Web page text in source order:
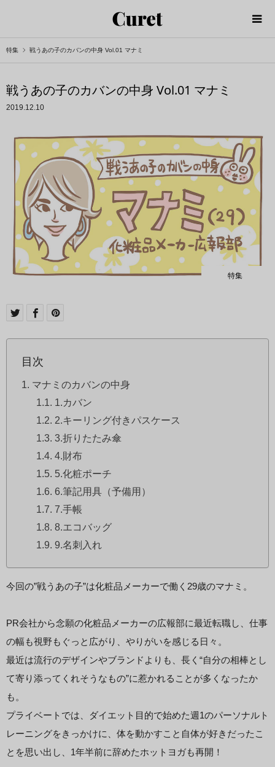
特集 戦うあの子のカバンの中身 Vol.01 マナミ
戦うあの子のカバンの中身 Vol.01 マナミ
2019.12.10
特集
目次
マナミのカバンの中身
1.カバン
2.キーリング付きパスケース
3.折りたたみ傘
4.財布
5.化粧ポーチ
6.筆記用具（予備用）
7.手帳
8.エコバッグ
9.名刺入れ
今回の”戦うあの子”は化粧品メーカーで働く29歳のマナミ。
PR会社から念願の化粧品メーカーの広報部に最近転職し、仕事
の幅も視野もぐっと広がり、やりがいを感じる日々。
最近は流行のデザインやブランドよりも、長く“自分の相棒とし
て寄り添ってくれそうなもの”に惹かれることが多くなったか
も。
プライベートでは、ダイエット目的で始めた週1のパーソナルト
レーニングをきっかけに、体を動かすこと自体が好きだったこ
とを思い出し、1年半前に辞めたホットヨガも再開！